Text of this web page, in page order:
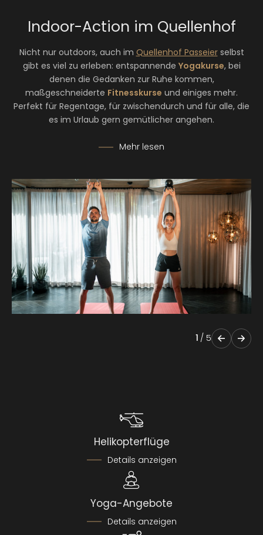
Indoor-Action im Quellenhof
Nicht nur outdoors, auch im Quellenhof Passeierselbst
gibt es viel zu erleben: entspannende Yogakurse, bei
denen die Gedanken zur Ruhe kommen,
maßgeschneiderte Fitnesskurse und einiges mehr.
Perfekt für Regentage, für zwischendurch und für alle, die
es im Urlaub gern gemütlicher angehen.
Mehr lesen
1 / 5
Helikopterflüge
Details anzeigen
Yoga-Angebote
Details anzeigen